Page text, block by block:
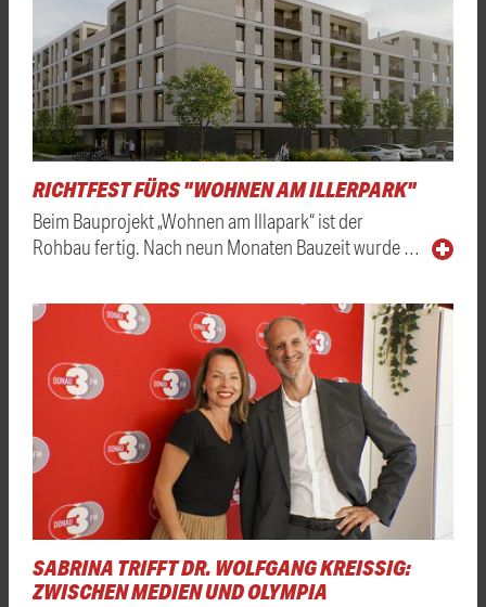
RICHTFEST FÜRS "WOHNEN AM ILLERPARK"
Beim Bauprojekt „Wohnen am Illapark“ ist der
Rohbau fertig. Nach neun Monaten Bauzeit wurde …
SABRINA TRIFFT DR. WOLFGANG KREISSIG: Z
WISCHEN MEDIEN UND OLYMPIA